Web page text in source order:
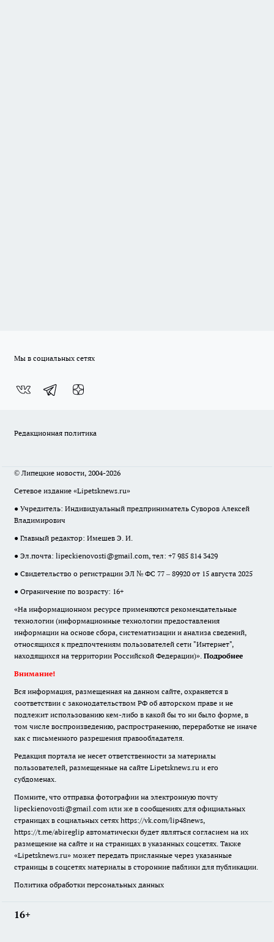
Мы в социальных сетях
Редакционная политика
© Липецкие новости, 2004-2026
Сетевое издание «Lipetsknews.ru»
● Учредитель: Индивидуальный предприниматель Суворов Алексей
Владимирович
● Главный редактор: Имешев Э. И.
● Эл.почта: lipeckienovosti@gmail.com, тел: +7 985 814 3429
● Свидетельство о регистрации ЭЛ № ФС 77 – 89920 от 15 августа 2025
● Ограничение по возрасту: 16+
«На информационном ресурсе применяются рекомендательные
технологии (информационные технологии предоставления
информации на основе сбора, систематизации и анализа сведений,
относящихся к предпочтениям пользователей сети "Интернет",
находящихся на территории Российской Федерации)». Подробнее
Внимание!
Вся информация, размещенная на данном сайте, охраняется в
соответствии с законодательством РФ об авторском праве и не
подлежит использованию кем-либо в какой бы то ни было форме, в
том числе воспроизведению, распространению, переработке не иначе
как с письменного разрешения правообладателя.
Редакция портала не несет ответственности за материалы
пользователей, размещенные на сайте Lipetsknews.ru и его
субдоменах.
Помните, что отправка фотографии на электронную почту
lipeckienovosti@gmail.com или же в сообщениях для официальных
страницах в социальных сетях https://vk.com/lip48news,
https://t.me/abireglip автоматически будет являться согласием на их
размещение на сайте и на страницах в указанных соцсетях. Также
«Lipetsknews.ru» может передать присланные через указанные
страницы в соцсетях материалы в сторонние паблики для публикации.
Политика обработки персональных данных
16+